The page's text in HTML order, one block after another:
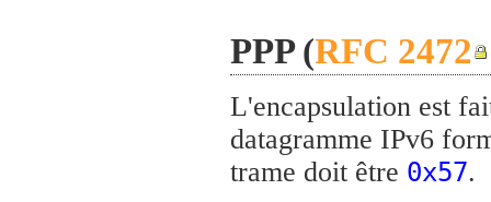
PPP (RFC 2472
L'encapsulation est
datagramme IPv6
trame doit être 0x57.